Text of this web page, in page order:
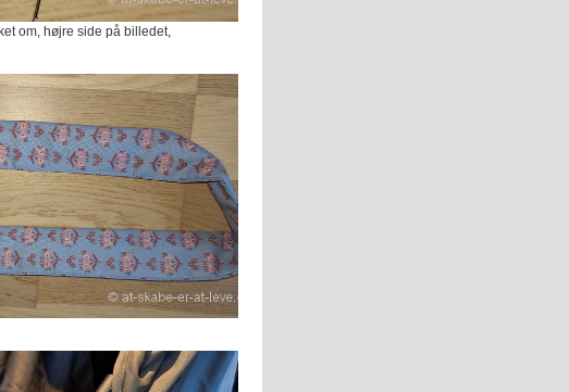
om, højre side på billedet,